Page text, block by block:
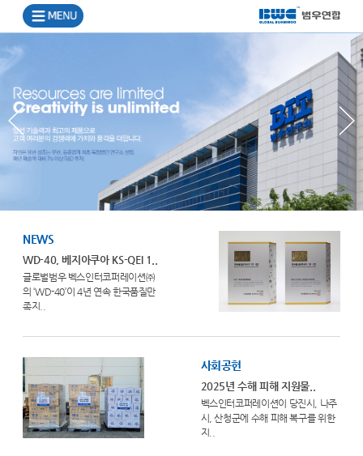
NEWS
WD-40, 베지아쿠아 KS-QEI 1..
글로벌범우 벡스인터코퍼레이션㈜
의 ‘WD-40’이 4년 연속 한국품질만
족지..
사회공헌
2025년 수해 피해 지원물..
벡스인터코퍼레이션이 당진시, 나주
시, 산청군에 수해 피해 복구를 위한
지..